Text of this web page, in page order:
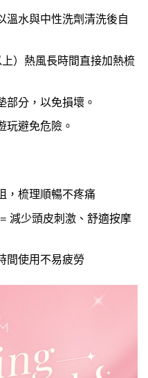
溫水與中性洗劑清洗後自
）熱風長時間直接加熱梳
部分，以免損壞。
玩避免危險。
，梳理順暢不疼痛
減少頭皮刺激、舒適按摩
間使用不易疲勞